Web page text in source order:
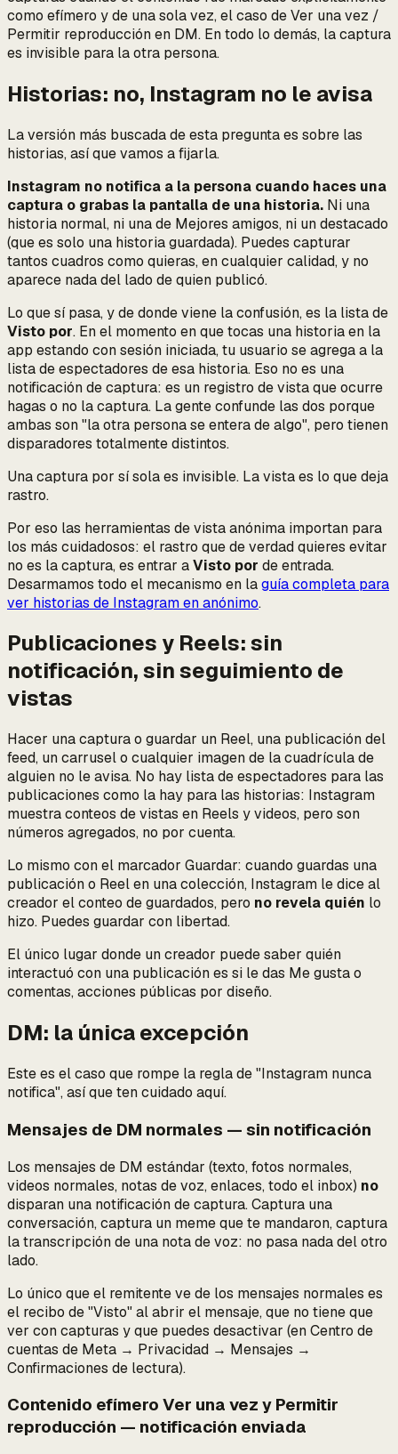
como efímero y de una sola vez, el caso de Ver una vez /
Permitir reproducción en DM. En todo lo demás, la captura
es invisible para la otra persona.
Historias: no, Instagram no le avisa
La versión más buscada de esta pregunta es sobre las
historias, así que vamos a fijarla.
Instagram no notifica a la persona cuando haces una
captura o grabas la pantalla de una historia. Ni una
historia normal, ni una de Mejores amigos, ni un destacado
(que es solo una historia guardada). Puedes capturar
tantos cuadros como quieras, en cualquier calidad, y no
aparece nada del lado de quien publicó.
Lo quesípasa, y de donde viene la confusión, es la lista de
Visto por. En el momento en que tocas una historia en la
app estando con sesión iniciada, tu usuario se agrega a la
lista de espectadores de esa historia. Eso no es una
notificación de captura: es un registro de vista que ocurre
hagas o no la captura. La gente confunde las dos porque
ambas son "la otra persona se entera de algo", pero tienen
disparadores totalmente distintos.
Una captura por sí sola es invisible. Lavistaes lo que deja
rastro.
Por eso las herramientas de vista anónima importan para
los más cuidadosos: el rastro que de verdad quieres evitar
no es la captura, es entrar aVisto por de entrada.
Desarmamos todo el mecanismo en laguía completa para
ver historias de Instagram en anónimo.
Publicaciones y Reels: sin
notificación, sin seguimiento de
vistas
Hacer una captura o guardar un Reel, una publicación del
feed, un carrusel o cualquier imagen de la cuadrícula de
alguien no le avisa. No hay lista de espectadores para las
publicaciones como la hay para las historias: Instagram
muestraconteos de vistas en Reels y videos, pero son
números agregados, no por cuenta.
Lo mismo con el marcador Guardar: cuando guardas una
publicación o Reel en una colección, Instagram le dice al
creador el conteo de guardados, pero no revela quién lo
hizo. Puedes guardar con libertad.
El único lugar donde un creador puede saber quién
interactuó con una publicación es si le das Me gusta o
comentas, acciones públicas por diseño.
DM: la única excepción
Este es el caso que rompe la regla de "Instagram nunca
notifica", así que ten cuidado aquí.
Mensajes de DM normales — sin notificación
Los mensajes de DM estándar (texto, fotos normales,
videos normales, notas de voz, enlaces, todo el inbox) no
disparan una notificación de captura. Captura una
conversación, captura un meme que te mandaron, captura
la transcripción de una nota de voz: no pasa nada del otro
lado.
Lo único que el remitente ve de los mensajes normales es
el recibo de "Visto" al abrir el mensaje, que no tiene que
ver con capturas y que puedes desactivar (en Centro de
cuentas de Meta → Privacidad → Mensajes →
Confirmaciones de lectura).
Contenido efímero Ver una vez y Permitir
reproducción — notificación enviada